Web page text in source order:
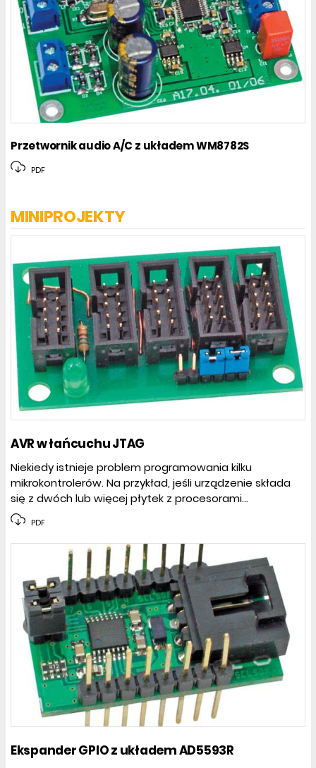
Przetwornik audio A/C z układem WM8782S
PDF
MINIPROJEKTY
AVR w łańcuchu JTAG
Niekiedy istnieje problem programowania kilku
mikrokontrolerów. Na przykład, jeśli urządzenie składa
się z dwóch lub więcej płytek z procesorami...
PDF
Ekspander GPIO z układem AD5593R